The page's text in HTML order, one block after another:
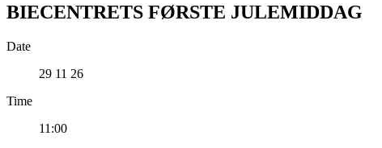
BIECENTRETS FØRSTE JULEMIDDAG
Date
29 11 26
Time
11:00